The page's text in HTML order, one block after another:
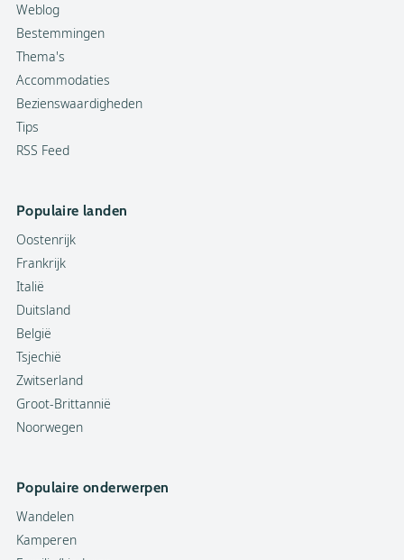
Weblog
Bestemmingen
Thema's
Accommodaties
Bezienswaardigheden
Tips
RSS Feed
Populaire landen
Oostenrijk
Frankrijk
Italië
Duitsland
België
Tsjechië
Zwitserland
Groot-Brittannië
Noorwegen
Populaire onderwerpen
Wandelen
Kamperen